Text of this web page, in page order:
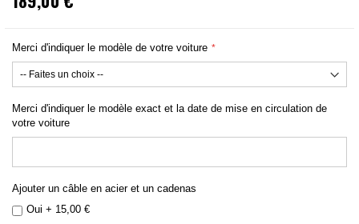
Merci d'indiquer le modèle de votre voiture
Merci d'indiquer le modèle exact et la date de mise en circulation de
votre voiture
Ajouter un câble en acier et un cadenas
Oui + 15,00 €